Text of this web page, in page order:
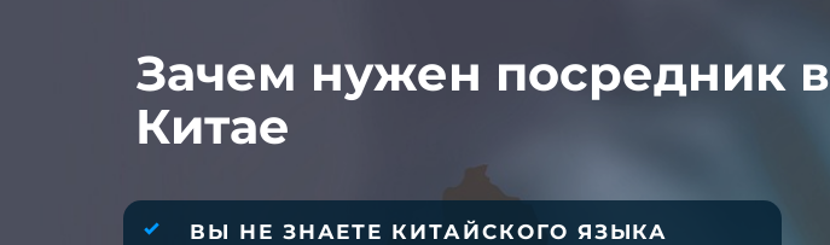
Зачем нужен посредник в
Китае
ВЫ НЕ ЗНАЕТЕ КИТАЙСКОГО ЯЗЫКА